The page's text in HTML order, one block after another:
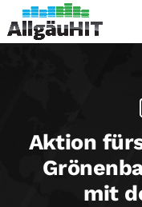
Aktion
mit